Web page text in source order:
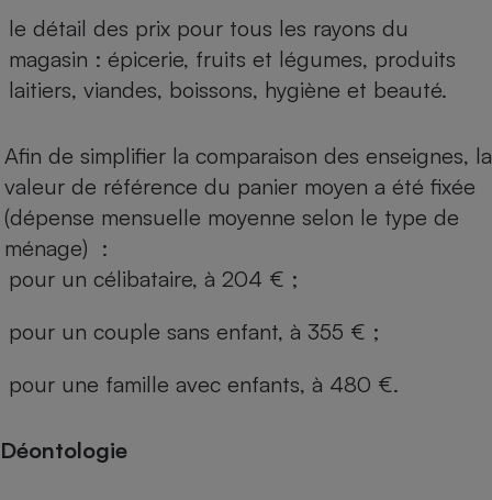
le détail des prix pour tous les rayons du
magasin : épicerie, fruits et légumes, produits
laitiers, viandes, boissons, hygiène et beauté.
Afin de simplifier la comparaison des enseignes, la
valeur de référence du panier moyen a été fixée
(dépense mensuelle moyenne selon le type de
ménage) :
pour un célibataire, à 204 € ;
pour un couple sans enfant, à 355 € ;
pour une famille avec enfants, à 480 €.
Déontologie